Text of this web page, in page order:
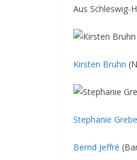
Aus Schleswig-
Kirsten Bruhn
Stephanie Grebe
Bernd Jeffré